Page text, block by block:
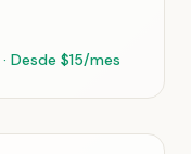
Desde $15/mes